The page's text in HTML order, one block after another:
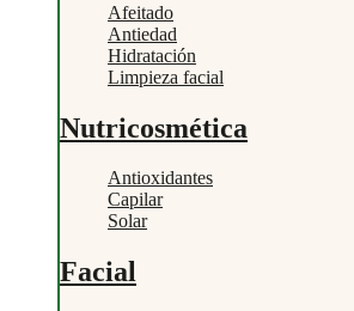
Afeitado
Antiedad
Hidratación
Limpieza facial
Nutricosmética
Antioxidantes
Capilar
Solar
Facial